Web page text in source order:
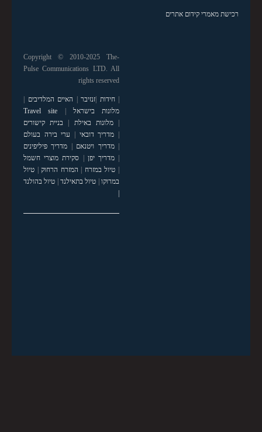
רכישת מאמרי קידום אתרים
Copyright © 2010-2025 The-
Pulse Communications LTD. All
rights reserved
|חידות |זנזיבר | האיים המלדיבים |
מלונות בישראל |
Travel site
|מלונות באילת | בניית קישורים
| מדריך דובאי | ערי בירה בעולם
|מדריך ויטנאם | מדריך פיליפינים
|מדריך יפן | סקירת מוצרי חשמל
| טיול במזרח | המזרח הרחוק| טיול
במרוקו| טיול בתאילנד| טיול בהולנד
|